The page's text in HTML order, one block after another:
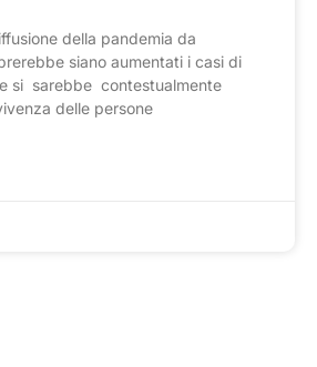
della pandemia da
siano aumentati i casi di
si sarebbe contestualmente
delle persone